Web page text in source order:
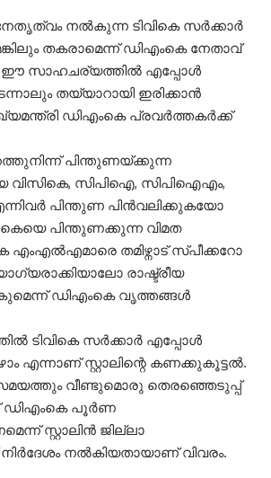
നല്‍കുന്ന ടിവികെ സര്‍ക്കാര്‍
തകരാമെന്ന് ഡിഎംകെ നേതാവ്
ഈ സാഹചര്യത്തില്‍ എപ്പോള്‍
തയ്യാറായി ഇരിക്കാന്‍
ഡിഎംകെ പ്രവര്‍ത്തകര്‍ക്ക്
പിന്തുണയ്ക്കുന്ന
വിസികെ, സിപിഐ, സിപിഐഎം,
പിന്തുണ പിന്‍വലിക്കുകയോ
പിന്തുണക്കുന്ന വിമത
തമിഴ്നാട് സ്പീക്കറോ
രാഷ്ട്രീയ
ഡിഎംകെ വൃത്തങ്ങള്‍
ടിവികെ സര്‍ക്കാര്‍ എപ്പോള്‍
എന്നാണ് സ്റ്റാലിന്റെ കണക്കുകൂട്ടല്‍.
വീണ്ടുമൊരു തെരഞ്ഞെടുപ്പ്
ഡിഎംകെ പൂര്‍ണ
സ്റ്റാലിന്‍ ജില്ലാ
നിര്‍ദേശം നല്‍കിയതായാണ് വിവരം.